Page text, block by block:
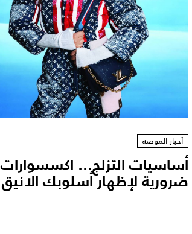
أخبار الموضة
أساسيات التزلج... اكسسوارات
ضرورية لإظهار أسلوبك الانيق